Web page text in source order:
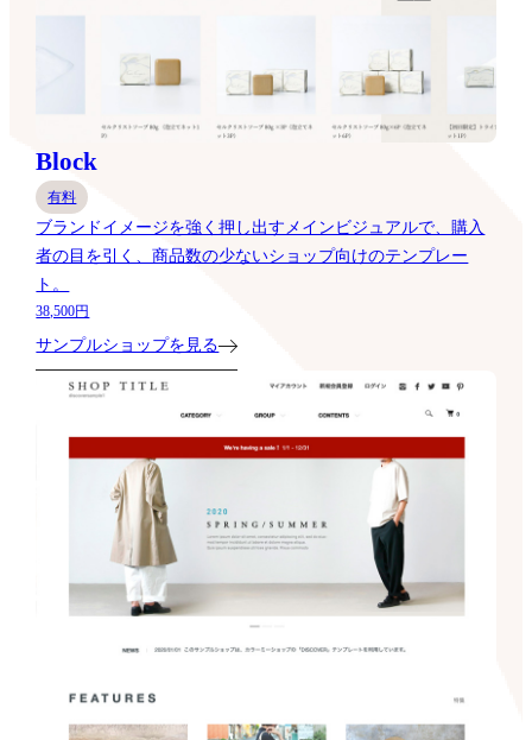
Block
有料
ブランドイメージを強く押し出すメインビジュアルで、購入
者の目を引く、商品数の少ないショップ向けのテンプレー
ト。
38,500円
サンプルショップを見る